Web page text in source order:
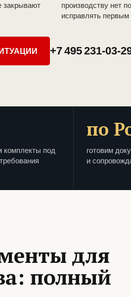
закрывают
производству нет
исправлять первым
+7 495 231-03-
комплекты под
по
готовим
и
для
полный